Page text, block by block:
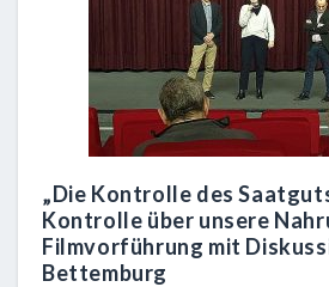
„Die Kontrolle des
Kontrolle über unsere
Filmvorführung mit
Bettemburg